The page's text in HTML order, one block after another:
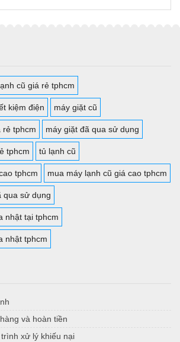
cũ giá rẻ tphcm
kiệm điện máy giặt cũ
rẻ tphcm máy giặt đã qua sử dụng
tphcm tủ lạnh cũ
tphcm mua máy lạnh cũ giá cao tphcm
qua sử dụng
nhật tại tphcm
nhật tphcm
và hoàn tiền
xử lý khiếu nại